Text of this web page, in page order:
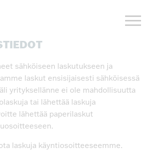
sähköiseen laskutukseen ja
laskut ensisijaisesti sähköisessä
yrityksellänne ei ole mahdollisuutta
tai lähettää laskuja
lähettää paperilaskut
laskuja käyntiosoitteeseemme.